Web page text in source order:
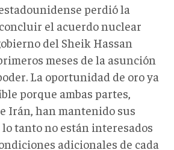
perdió la
el acuerdo nuclear
del Sheik Hassan
meses de la asunción
La oportunidad de oro ya
porque ambas partes,
Irán, han mantenido sus
tanto no están interesados
adicionales de cada